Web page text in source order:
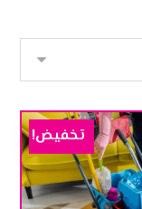
تخفيض!